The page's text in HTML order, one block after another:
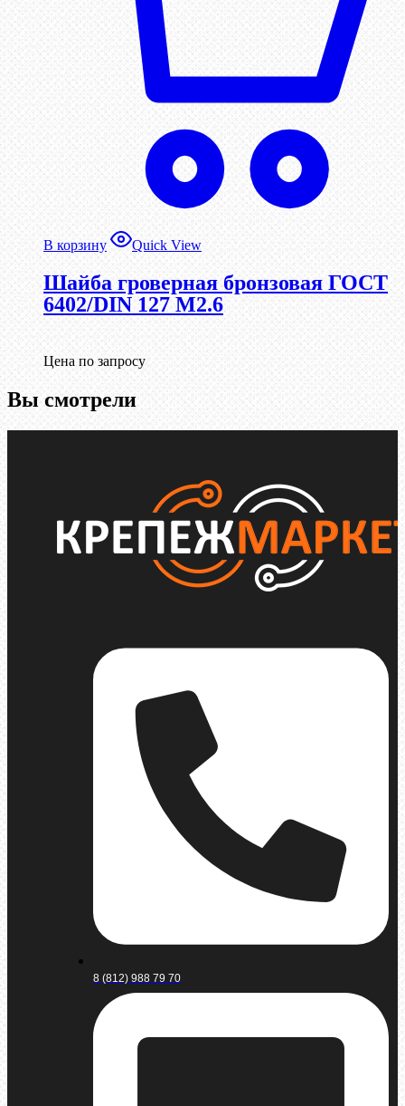
В корзину Quick View
Шайба гроверная бронзовая ГОСТ
6402/DIN 127 М2.6
Цена по запросу
Вы смотрели
8 (812) 988 79 70